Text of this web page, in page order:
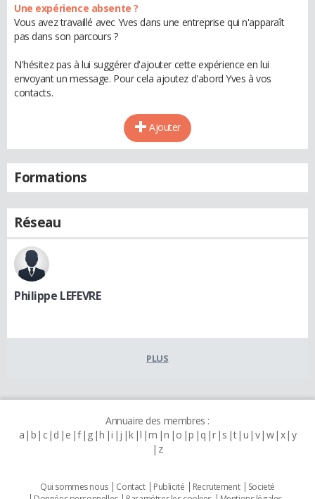
Une expérience absente ?
Vous avez travaillé avec Yves dans une entreprise qui n'apparaît
pas dans son parcours ?
N'hésitez pas à lui suggérer d'ajouter cette expérience en lui
envoyant un message. Pour cela ajoutez d'abord Yves à vos
contacts.
Ajouter
Formations
Réseau
Philippe LEFEVRE
PLUS
Annuaire des membres :
a b c d e f g h i j k l m n o p q r s t u v w x y
z
Qui sommes nous Contact Publicité Recrutement
Societé